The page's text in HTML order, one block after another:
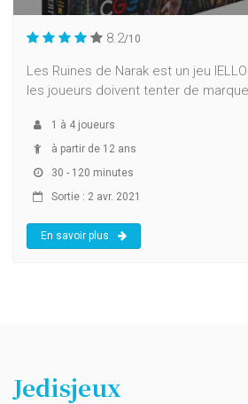
8.2/10
Les Ruines de Narak est un jeu
les joueurs doivent tenter de
1 à 4 joueurs
à partir de 12 ans
30 - 120 minutes
Sortie : 2 avr. 2021
En savoir plus
Jedisjeux